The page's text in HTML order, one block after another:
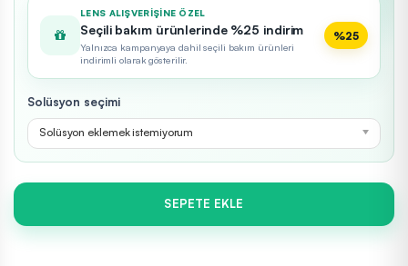
LENS ALIŞVERIŞINE ÖZEL
Seçili bakım ürünlerinde %25 indirim
Yalnızca kampanyaya dahil seçili bakım ürünleri
indirimli olarak gösterilir.
%25
Solüsyon seçimi
Solüsyon eklemek istemiyorum
SEPETE EKLE